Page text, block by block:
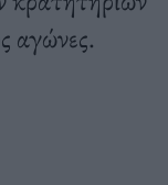
αγώνες.